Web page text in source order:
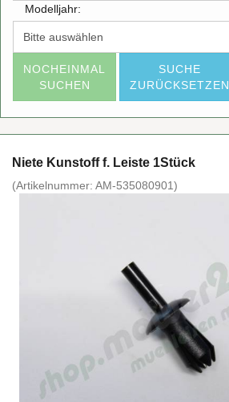
Modelljahr:
NOCHEINMAL
SUCHEN
SUCHE
ZURÜCKSETZEN
Niete Kunst­off f. Leis­te 1Stück
(Ar­ti­kel­num­mer: AM-​535080901)